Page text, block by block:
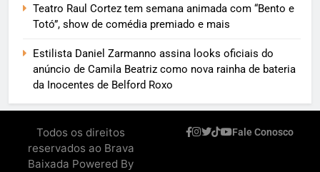
Teatro Raul Cortez tem semana animada com “Bento e
Totó”, show de comédia premiado e mais
Estilista Daniel Zarmanno assina looks oficiais do
anúncio de Camila Beatriz como nova rainha de bateria
da Inocentes de Belford Roxo
Todos os direitos
reservados ao Brava
Baixada Powered By
Fale Conosco